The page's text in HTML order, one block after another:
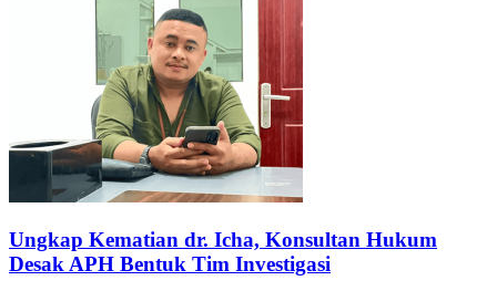
Ungkap Kematian dr. Icha, Konsultan Hukum
Desak APH Bentuk Tim Investigasi